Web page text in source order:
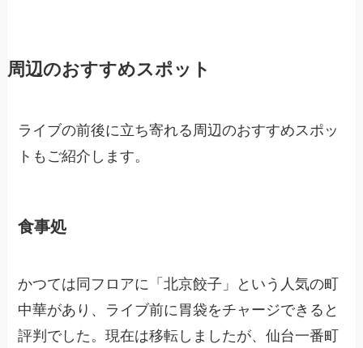
周辺のおすすめスポット
ライブの前後に立ち寄れる周辺のおすすめスポッ
トもご紹介します。
食事処
かつては同フロアに「北京餃子」という人気の町
中華があり、ライブ前に胃袋をチャージできると
評判でした。現在は移転しましたが、仙台一番町